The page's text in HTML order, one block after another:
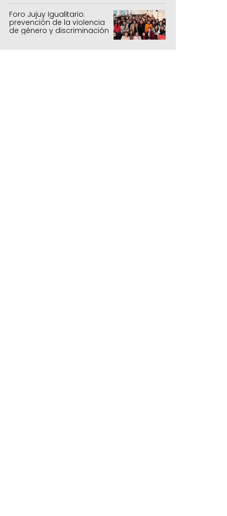
Foro Jujuy Igualitario:
prevención de la violencia
de género y discriminación